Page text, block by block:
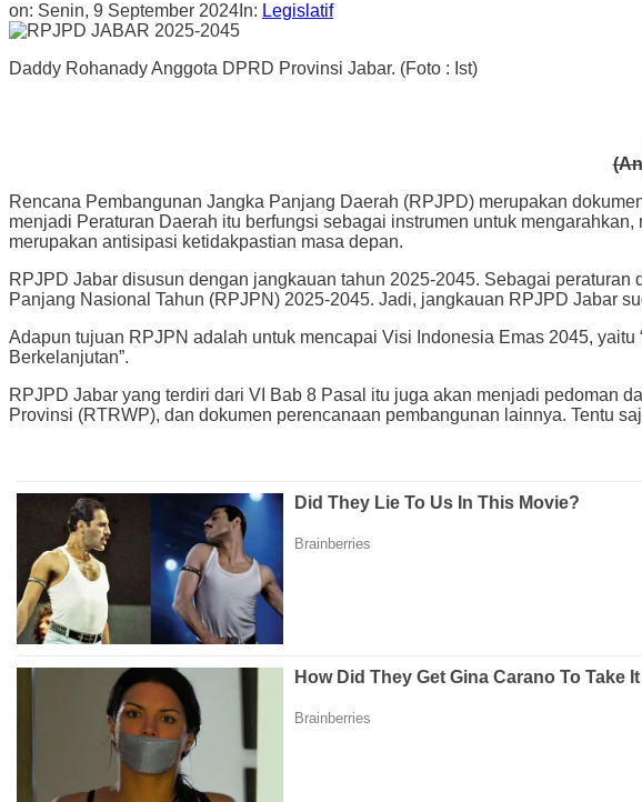
on: Senin, 9 September 2024 In: Legislatif
Daddy Rohanady Anggota DPRD Provinsi Jabar. (Foto : Ist)
Rencana Pembangunan Jangka Panjang Daerah (RPJPD) merupakan
menjadi Peraturan Daerah itu berfungsi sebagai instrumen untuk
merupakan antisipasi ketidakpastian masa depan.
RPJPD Jabar disusun dengan jangkauan tahun 2025-2045. Sebagai
Panjang Nasional Tahun (RPJPN) 2025-2045. Jadi, jangkauan RPJPD Jabar
Adapun tujuan RPJPN adalah untuk mencapai Visi Indonesia Emas 2045,
Berkelanjutan”.
RPJPD Jabar yang terdiri dari VI Bab 8 Pasal itu juga akan menjadi pedoman
Provinsi (RTRWP), dan dokumen perencanaan pembangunan lainnya. Tentu